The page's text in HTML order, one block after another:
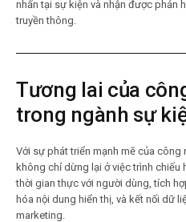
nhấn tại sự kiện và nhận được phản
truyền thông.
Tương lai của
trong ngành sự
Với sự phát triển mạnh mẽ của công
không chỉ dừng lại ở việc trình chiếu
thời gian thực với người dùng, tích
hóa nội dung hiển thị, và kết nối dữ
marketing.